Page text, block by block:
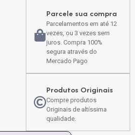
Parcele sua compra
Parcelamentos em até 12
vezes, ou 3 vezes sem
juros. Compra 100%
segura através do
Mercado Pago
Produtos Originais
Compre produtos
Originais de altíssima
qualidade.